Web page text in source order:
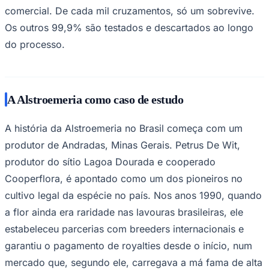
São Paulo
comercial. De cada mil cruzamentos, só um sobrevive.
Os outros 99,9% são testados e descartados ao longo
do processo.
A Alstroemeria como caso de estudo
A história da Alstroemeria no Brasil começa com um
produtor de Andradas, Minas Gerais. Petrus De Wit,
produtor do sítio Lagoa Dourada e cooperado
Cooperflora, é apontado como um dos pioneiros no
cultivo legal da espécie no país. Nos anos 1990, quando
a flor ainda era raridade nas lavouras brasileiras, ele
estabeleceu parcerias com breeders internacionais e
garantiu o pagamento de royalties desde o início, num
mercado que, segundo ele, carregava a má fama de alta